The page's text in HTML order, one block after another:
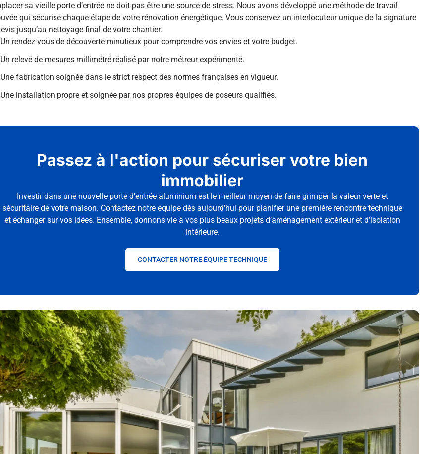
sa vieille porte d’entrée ne doit pas être une source de stress. Nous avons développé une méthode de travail
qui sécurise chaque étape de votre rénovation énergétique. Vous conservez un interlocuteur unique de la signature
jusqu’au nettoyage final de votre chantier.
Un rendez-vous de découverte minutieux pour comprendre vos envies et votre budget.
Un relevé de mesures millimétré réalisé par notre métreur expérimenté.
Une fabrication soignée dans le strict respect des normes françaises en vigueur.
Une installation propre et soignée par nos propres équipes de poseurs qualifiés.
Passez à l'action pour sécuriser votre bien
immobilier
Investir dans une nouvelle porte d’entrée aluminium est le meilleur moyen de faire grimper la valeur verte et
sécuritaire de votre maison. Contactez notre équipe dès aujourd’hui pour planifier une première rencontre technique
et échanger sur vos idées. Ensemble, donnons vie à vos plus beaux projets d’aménagement extérieur et d’isolation
intérieure.
CONTACTER NOTRE ÉQUIPE TECHNIQUE